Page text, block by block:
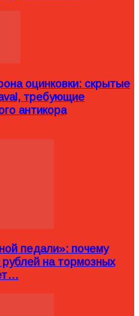
оцинковки: скрытые
требующие
антикора
педали»: почему
на тормозных